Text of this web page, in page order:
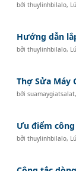
bởithuylinhbilalo,
Hướng dẫn
bởithuylinhbilalo,
Thợ Sửa Máy
bởisuamaygiatsalat,
Ưu điểm
bởithuylinhbilalo,